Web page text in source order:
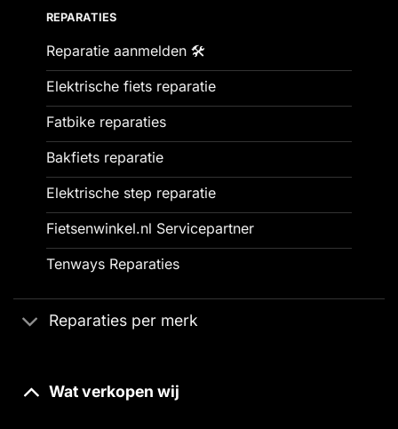
REPARATIES
Reparatie aanmelden 🛠️
Elektrische fiets reparatie
Fatbike reparaties
Bakfiets reparatie
Elektrische step reparatie
Fietsenwinkel.nl Servicepartner
Tenways Reparaties
Reparaties per merk
Wat verkopen wij